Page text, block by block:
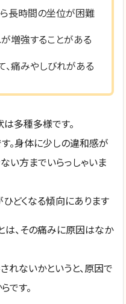
長時間の坐位が困難
増強することがある
、痛みやしびれがある
多種多様です。
。身体に少しの違和感が
い方までいらっしゃいま
どくなる傾向にあります
は、その痛みに原因はなか
れないかというと、原因で
です。